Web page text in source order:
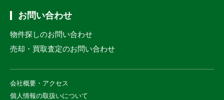
お問い合わせ
物件探しのお問い合わせ
売却・買取査定のお問い合わせ
会社概要・アクセス
個人情報の取扱いについて